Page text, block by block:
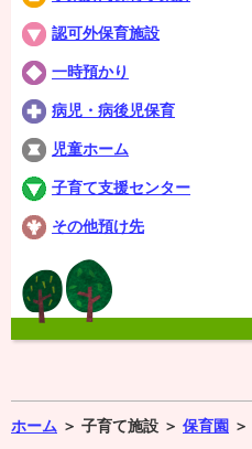
認可外保育施設
一時預かり
病児・病後児保育
児童ホーム
子育て支援センター
その他預け先
ホーム ＞ 子育て施設 ＞ 保育園 ＞